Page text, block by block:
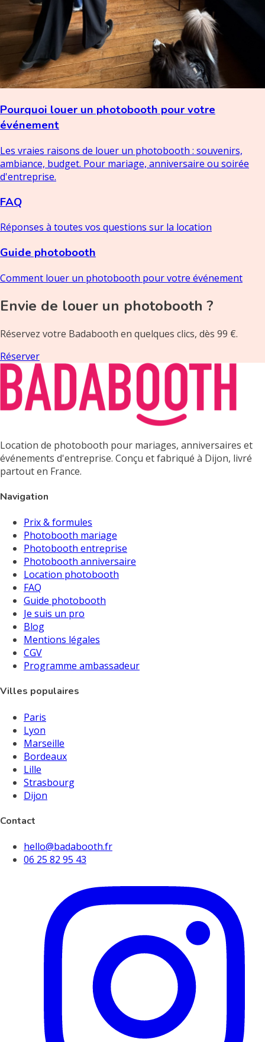
Pourquoi louer un photobooth pour votre
événement
Les vraies raisons de louer un photobooth : souvenirs,
ambiance, budget. Pour mariage, anniversaire ou soirée
d'entreprise.
FAQ
Réponses à toutes vos questions sur la location
Guide photobooth
Comment louer un photobooth pour votre événement
Envie de louer un photobooth ?
Réservez votre Badabooth en quelques clics, dès 99 €.
Réserver
Location de photobooth pour mariages, anniversaires et
événements d'entreprise. Conçu et fabriqué à Dijon, livré
partout en France.
Navigation
Prix & formules
Photobooth mariage
Photobooth entreprise
Photobooth anniversaire
Location photobooth
FAQ
Guide photobooth
Je suis un pro
Blog
Mentions légales
CGV
Programme ambassadeur
Villes populaires
Paris
Lyon
Marseille
Bordeaux
Lille
Strasbourg
Dijon
Contact
hello@badabooth.fr
06 25 82 95 43